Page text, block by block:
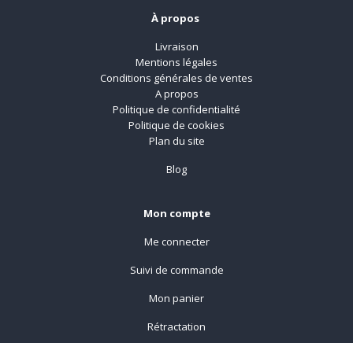
À propos
Livraison
Mentions légales
Conditions générales de ventes
A propos
Politique de confidentialité
Politique de cookies
Plan du site
Blog
Mon compte
Me connecter
Suivi de commande
Mon panier
Rétractation